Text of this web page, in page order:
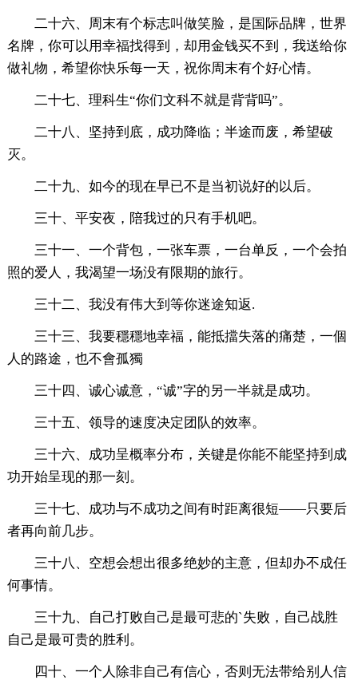
二十六、周末有个标志叫做笑脸，是国际品牌，世界
名牌，你可以用幸福找得到，却用金钱买不到，我送给你
做礼物，希望你快乐每一天，祝你周末有个好心情。
二十七、理科生“你们文科不就是背背吗”。
二十八、坚持到底，成功降临；半途而废，希望破
灭。
二十九、如今的现在早已不是当初说好的以后。
三十、平安夜，陪我过的只有手机吧。
三十一、一个背包，一张车票，一台单反，一个会拍
照的爱人，我渴望一场没有限期的旅行。
三十二、我没有伟大到等你迷途知返.
三十三、我要穩穩地幸福，能抵擋失落的痛楚，一個
人的路途，也不會孤獨
三十四、诚心诚意，“诚”字的另一半就是成功。
三十五、领导的速度决定团队的效率。
三十六、成功呈概率分布，关键是你能不能坚持到成
功开始呈现的那一刻。
三十七、成功与不成功之间有时距离很短——只要后
者再向前几步。
三十八、空想会想出很多绝妙的主意，但却办不成任
何事情。
三十九、自己打败自己是最可悲的`失败，自己战胜
自己是最可贵的胜利。
四十、一个人除非自己有信心，否则无法带给别人信